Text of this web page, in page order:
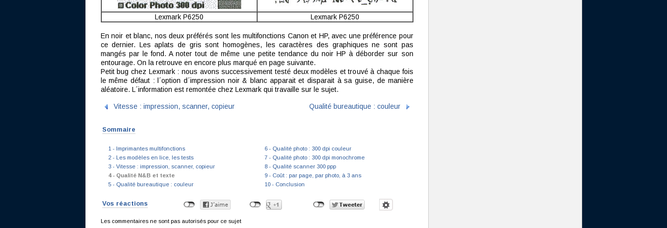
Lexmark P6250 Lexmark P6250
En noir et blanc, nos deux préférés sont les multifonctions Canon et HP, avec une préférence pour
ce dernier. Les aplats de gris sont homogènes, les caractères des graphiques ne sont pas
mangés par le fond. A noter tout de même une petite tendance du noir HP à déborder sur son
entourage. On la retrouve en encore plus marqué en page suivante.
Petit bug chez Lexmark : nous avons successivement testé deux modèles et trouvé à chaque fois
le même défaut : l´option d´impression noir & blanc apparait et disparait à sa guise, de manière
aléatoire. L´information est remontée chez Lexmark qui travaille sur le sujet.
Vitesse : impression, scanner, copieur Qualité bureautique : couleur
Sommaire
1 - Imprimantes multifonctions
2 - Les modèles en lice, les tests
3 - Vitesse : impression, scanner, copieur
4 - Qualité N&B et texte
5 - Qualité bureautique : couleur
6 - Qualité photo : 300 dpi couleur
7 - Qualité photo : 300 dpi monochrome
8 - Qualité scanner 300 ppp
9 - Coût : par page, par photo, à 3 ans
10 - Conclusion
Vos réactions
Les commentaires ne sont pas autorisés pour ce sujet